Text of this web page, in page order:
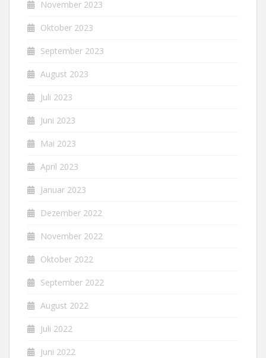
November 2023
Oktober 2023
September 2023
August 2023
Juli 2023
Juni 2023
Mai 2023
April 2023
Januar 2023
Dezember 2022
November 2022
Oktober 2022
September 2022
August 2022
Juli 2022
Juni 2022